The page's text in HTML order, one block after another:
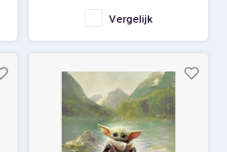
Mandalorian premiejager. -
Afmeting: 200 breed x 280 hoog.
- Bestaat uit 4 banen. -
Inclusief handleiding.
Vergelijk